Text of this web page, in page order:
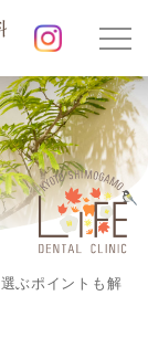
ぶポイントも解